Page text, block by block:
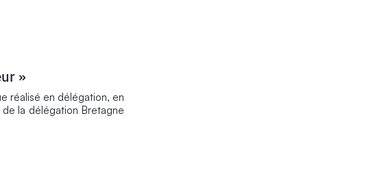
»
réalisé en délégation, en
la délégation Bretagne